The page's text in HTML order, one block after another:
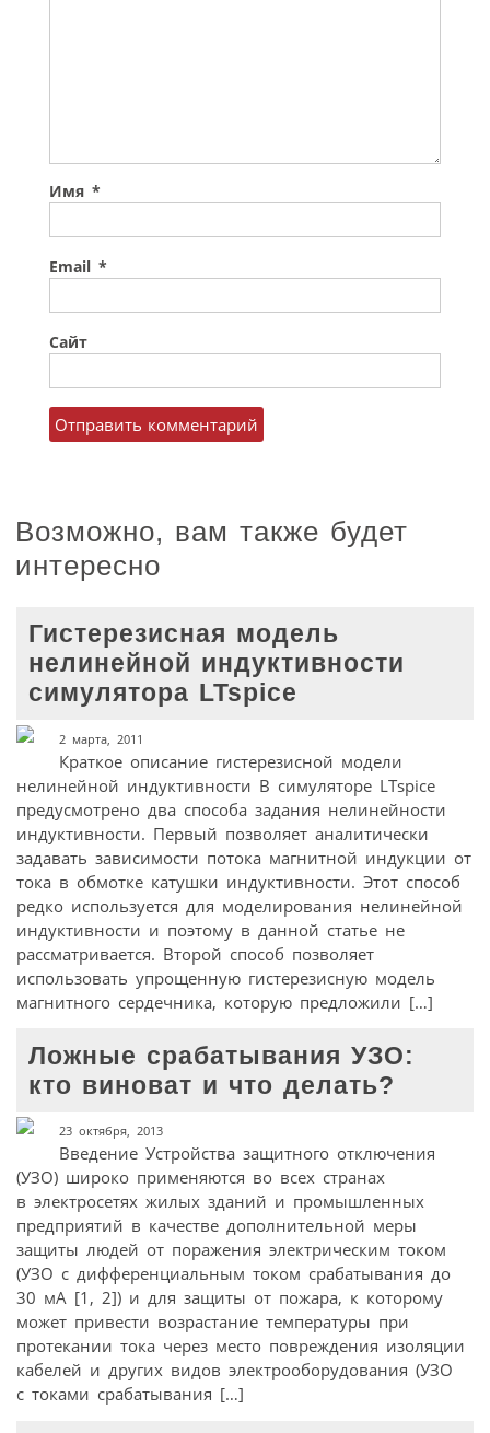
Имя *
Email *
Сайт
Возможно, вам также будет
интересно
Гистерезисная модель
нелинейной индуктивности
симулятора LTspice
2 марта, 2011
Краткое описание гистерезисной модели
нелинейной индуктивности В симуляторе LTspice
предусмотрено два способа задания нелинейности
индуктивности. Первый позволяет аналитически
задавать зависимости потока магнитной индукции от
тока в обмотке катушки индуктивности. Этот способ
редко используется для моделирования нелинейной
индуктивности и поэтому в данной статье не
рассматривается. Второй способ позволяет
использовать упрощенную гистерезисную модель
магнитного сердечника, которую предложили […]
Ложные срабатывания УЗО:
кто виноват и что делать?
23 октября, 2013
Введение Устройства защитного отключения
(УЗО) широко применяются во всех странах
в электросетях жилых зданий и промышленных
предприятий в качестве дополнительной меры
защиты людей от поражения электрическим током
(УЗО с дифференциальным током срабатывания до
30 мА [1, 2]) и для защиты от пожара, к которому
может привести возрастание температуры при
протекании тока через место повреждения изоляции
кабелей и других видов электрооборудования (УЗО
с токами срабатывания […]